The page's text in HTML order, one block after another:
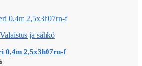
Valaistus ja sähkö
0,4m 2,5x3h07rn-f